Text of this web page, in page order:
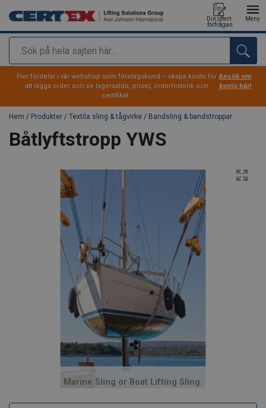
Sök
Din offert-
förfrågan
Meny
tillagd i varukorg
Fler fördelar i vår webshop som företagskund – skapa konto för
att lägga order och se lagersaldo, priser, orderhistorik och
certifikat.
Ansök om
konto här!
Hem / Produkter / Textila sling & tågvirke / Bandsling & bandstroppar
Båtlyftstropp YWS
Marine Sling or Boat Lifting Sling.